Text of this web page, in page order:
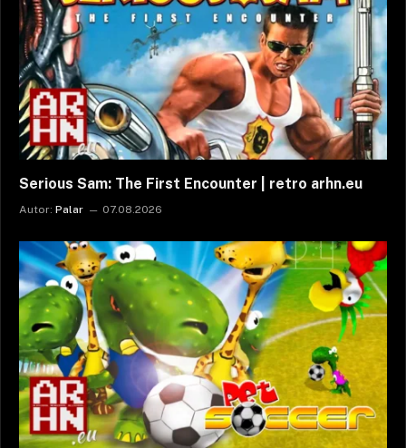
Serious Sam: The First Encounter | retro arhn.eu
Autor: Palar 07.08.2026